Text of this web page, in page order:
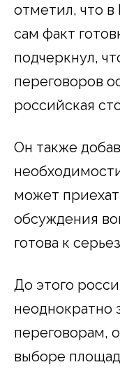
отметил, что
сам факт
подчеркнул,
переговоров
российская
Он также
может
обсуждения
готова к
До этого
неоднократно
переговорам,
выборе